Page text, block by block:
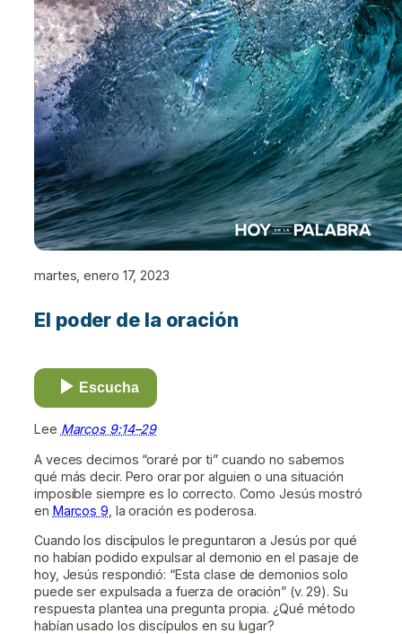
martes, enero 17, 2023
El poder de la oración
Escucha
Lee Marcos 9:14–29
A veces decimos “oraré por ti” cuando no sabemos
qué más decir. Pero orar por alguien o una situación
imposible siempre es lo correcto. Como Jesús mostró
en Marcos 9 , la oración es poderosa.
Cuando los discípulos le preguntaron a Jesús por qué
no habían podido expulsar al demonio en el pasaje de
hoy, Jesús respondió: “Esta clase de demonios solo
puede ser expulsada a fuerza de oración” (v. 29). Su
respuesta plantea una pregunta propia. ¿Qué método
habían usado los discípulos en su lugar?